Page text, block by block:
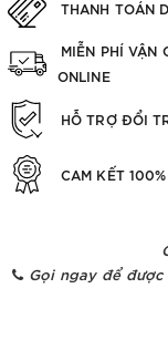
THANH TOÁN
MIỄN PHÍ VẬN
ONLINE
HỖ TRỢ ĐỔI
CAM KẾT
Gọi ngay để